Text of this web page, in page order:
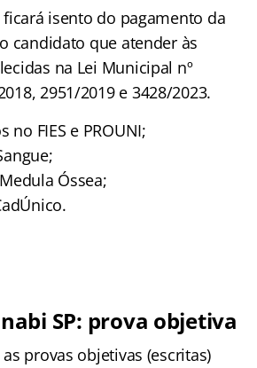
isento do pagamento da
candidato que atender às
na Lei Municipal nº
2951/2019 e 3428/2023.
no FIES e PROUNI;
Óssea;
SP: prova objetiva
provas objetivas (escritas)